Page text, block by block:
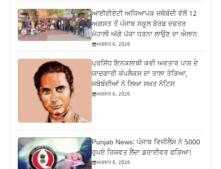
ਆਈਈਏਟੀ ਅਧਿਆਪਕ ਜਥੇਬੰਦੀ ਵੱਲੋਂ 12
ਅਗਸਤ ਤੋਂ ਪੰਜਾਬ ਸਕੂਲ ਬੋਰਡ ਦਫਤਰ
ਮੋਹਾਲੀ ਅੱਗੇ ਪੱਕਾ ਧਰਨਾ ਲਾਉਣ ਦਾ ਐਲਾਨ
ਅਗਸਤ 6, 2026
ਪ੍ਰਸਿੱਧ ਇਨਕਲਾਬੀ ਕਵੀ ਅਵਤਾਰ ਪਾਸ਼ ਦੇ
ਯਾਦਗਾਰੀ ਕੰਪਲੈਕਸ ਦਾ ਤਾਲਾ ਤੋੜਿਆ,
ਜਥੇਬੰਦੀਆਂ ਨੇ ਲਿਆ ਸਖ਼ਤ ਨੋਟਿਸ
ਅਗਸਤ 6, 2026
Punjab News: ਪੰਜਾਬ ਵਿਜੀਲੈਂਸ ਨੇ 5000
ਰੁਪਏ ਰਿਸ਼ਵਤ ਲੈਂਦਾ ਡਰਾਈਵਰ ਫੜਿਆ!
ਅਗਸਤ 6, 2026